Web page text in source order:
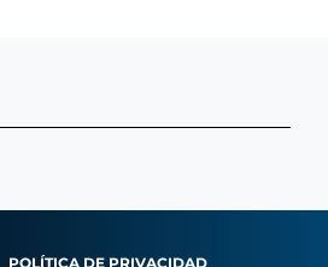
POLÍTICA DE PRIVACIDAD